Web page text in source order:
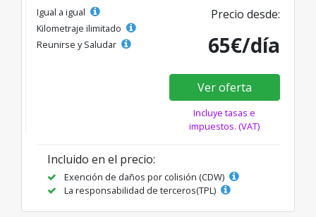
Igual a igual
Kilometraje ilimitado
Reunirse y Saludar
Precio desde:
65€/día
Ver oferta
Incluye tasas e
impuestos. (VAT)
Incluido en el precio:
Exención de daños por colisión (CDW)
La responsabilidad de terceros(TPL)